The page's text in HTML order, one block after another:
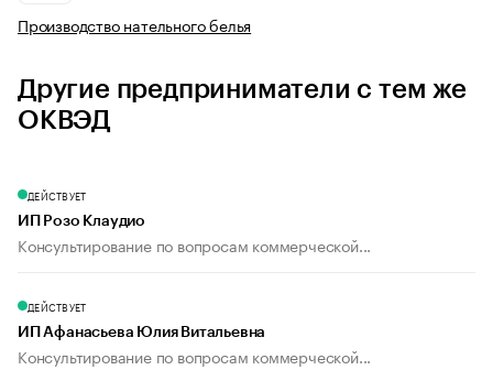
Производство нательного белья
Другие предприниматели с тем же
ОКВЭД
ДЕЙСТВУЕТ
ИП Розо Клаудио
Консультирование по вопросам коммерческой...
ДЕЙСТВУЕТ
ИП Афанасьева Юлия Витальевна
Консультирование по вопросам коммерческой...